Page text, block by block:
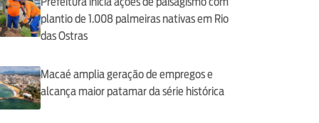
plantio de 1.008 palmeiras nativas em Rio
das Ostras
Macaé amplia geração de empregos e
alcança maior patamar da série histórica